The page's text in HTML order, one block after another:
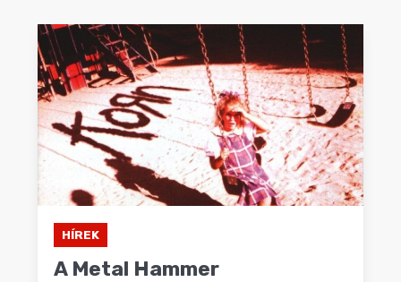
INTERJÚK
PREMIEREK
KULT
MÁSVILÁG
HÍREK
A Metal Hammer